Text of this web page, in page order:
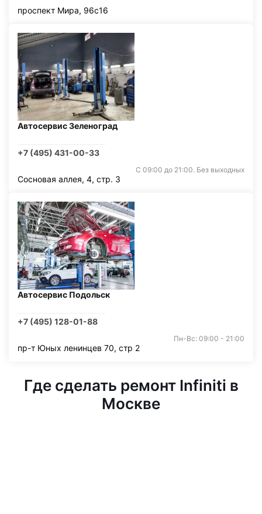
проспект Мира, 96с16
Автосервис Зеленоград
+7 (495) 431-00-33
С 09:00 до 21:00. Без выходных
Сосновая аллея, 4, стр. 3
Автосервис Подольск
+7 (495) 128-01-88
Пн-Вс: 09:00 - 21:00
пр-т Юных ленинцев 70, стр 2
Где сделать ремонт Infiniti в
Москве